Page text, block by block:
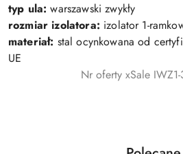
typ ula: warszawski zwykły
rozmiar izolatora: izolator 1-
materiał: stal ocynkowana od
UE
Nr oferty xSale